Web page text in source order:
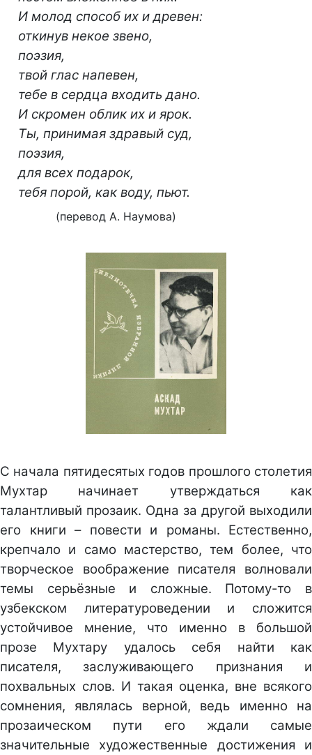
И молод способ их и древен:
откинув некое звено,
поэзия,
твой глас напевен,
тебе в сердца входить дано.
И скромен облик их и ярок.
Ты, принимая здравый суд,
поэзия,
для всех подарок,
тебя порой, как воду, пьют.
(перевод А. Наумова)
С начала пятидесятых годов прошлого столетия
Мухтар начинает утверждаться как
талантливый прозаик. Одна за другой выходили
его книги – повести и романы. Естественно,
крепчало и само мастерство, тем более, что
творческое воображение писателя волновали
темы серьёзные и сложные. Потому-то в
узбекском литературоведении и сложится
устойчивое мнение, что именно в большой
прозе Мухтару удалось себя найти как
писателя, заслуживающего признания и
похвальных слов. И такая оценка, вне всякого
сомнения, являлась верной, ведь именно на
прозаическом пути его ждали самые
значительные художественные достижения и